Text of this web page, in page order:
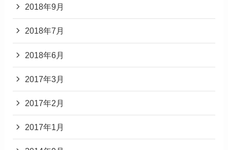
2018年9月
2018年7月
2018年6月
2017年3月
2017年2月
2017年1月